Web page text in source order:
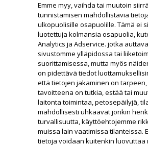
Emme myy, vaihda tai muutoin siirrä
tunnistamisen mahdollistavia
ulkopuolisille osapuolille. Tämä ei
luotettuja kolmansia osapuolia,
Analytics ja Adservice. jotka
sivustomme ylläpidossa tai
suorittamisessa, mutta myös
on pidettävä tiedot
että tietojen jakaminen on
tavoitteena on tutkia, estää tai
laitonta toimintaa, petosepäilyjä,
mahdollisesti uhkaavat jonkin
turvallisuutta, käyttöehtojemme
muissa lain vaatimissa tilanteissa.
tietoja voidaan kuitenkin luovuttaa